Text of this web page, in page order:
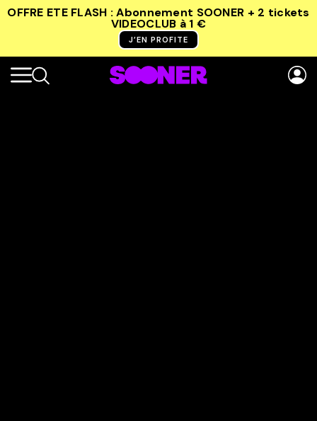
OFFRE ETE FLASH : Abonnement SOONER + 2 tickets
VIDEOCLUB à 1 €
J’EN PROFITE